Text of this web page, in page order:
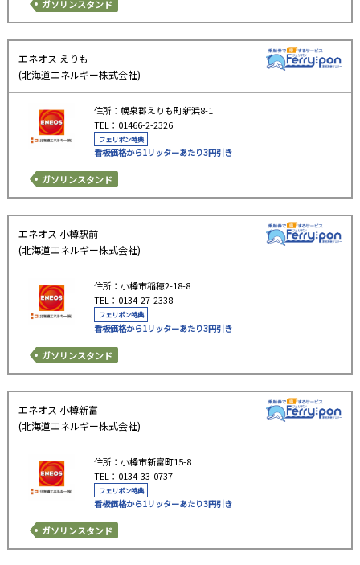
ガソリンスタンド
エネオス えりも
(北海道エネルギー株式会社)
住所：幌泉郡えりも町新浜8-1
TEL：01466-2-2326
フェリポン特典
看板価格から1リッターあたり3円引き
ガソリンスタンド
エネオス 小樽駅前
(北海道エネルギー株式会社)
住所：小樽市稲穂2-18-8
TEL：0134-27-2338
フェリポン特典
看板価格から1リッターあたり3円引き
ガソリンスタンド
エネオス 小樽新富
(北海道エネルギー株式会社)
住所：小樽市新富町15-8
TEL：0134-33-0737
フェリポン特典
看板価格から1リッターあたり3円引き
ガソリンスタンド